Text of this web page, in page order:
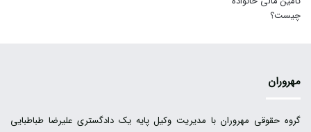
مهروران
گروه حقوقی مهروران با مدیریت وکیل پایه یک دادگستری علیرضا طباطبایی